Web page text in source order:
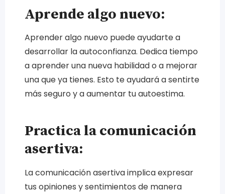
Aprende algo nuevo:
Aprender algo nuevo puede ayudarte a
desarrollar la autoconfianza. Dedica tiempo
a aprender una nueva habilidad o a mejorar
una que ya tienes. Esto te ayudará a sentirte
más seguro y a aumentar tu autoestima.
Practica la comunicación
asertiva:
La comunicación asertiva implica expresar
tus opiniones y sentimientos de manera